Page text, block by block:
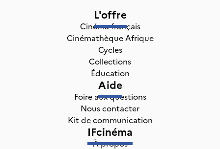
L'offre
Cinéma français
Cinémathèque Afrique
Cycles
Collections
Éducation
Aide
Foire aux questions
Nous contacter
Kit de communication
IFcinéma
À propos